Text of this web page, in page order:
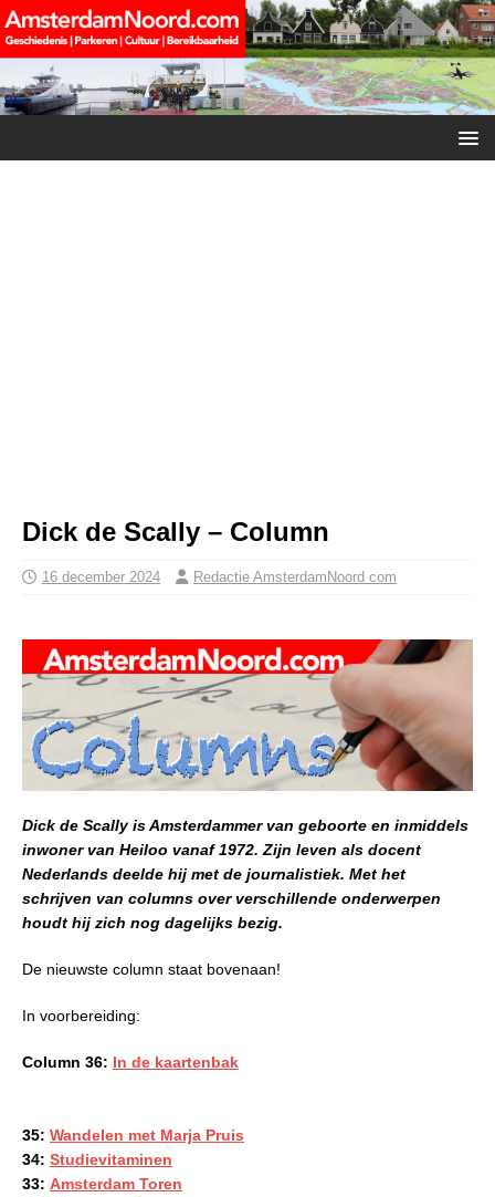
Dick de Scally – Column
16 december 2024 Redactie AmsterdamNoord com
Dick de Scally is Amsterdammer van geboorte en inmiddels
inwoner van Heiloo vanaf 1972. Zijn leven als docent
Nederlands deelde hij met de journalistiek. Met het
schrijven van columns over verschillende onderwerpen
houdt hij zich nog dagelijks bezig.
De nieuwste column staat bovenaan!
In voorbereiding:
Column 36: In de kaartenbak
35: Wandelen met Marja Pruis
34: Studievitaminen
33: Amsterdam Toren